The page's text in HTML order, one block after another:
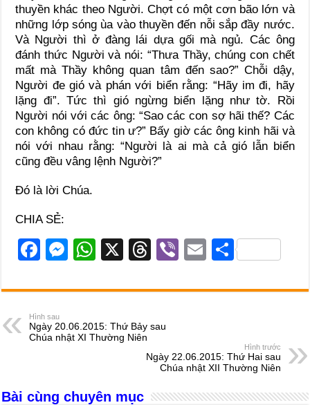
thuyền khác theo Người. Chợt có một cơn bão lớn và
những lớp sóng ùa vào thuyền đến nỗi sắp đầy nước.
Và Người thì ở đàng lái dựa gối mà ngủ. Các ông
đánh thức Người và nói: “Thưa Thầy, chúng con chết
mất mà Thầy không quan tâm đến sao?” Chỗi dậy,
Người đe gió và phán với biển rằng: “Hãy im đi, hãy
lặng đi”. Tức thì gió ngừng biển lặng như tờ. Rồi
Người nói với các ông: “Sao các con sợ hãi thế? Các
con không có đức tin ư?” Bấy giờ các ông kinh hãi và
nói với nhau rằng: “Người là ai mà cả gió lẫn biển
cũng đều vâng lệnh Người?”
Ðó là lời Chúa.
CHIA SẺ:
F
c
e
b
M
ss
n
W
at
A
X
T
e
d
s
Vi
er
E
ail
S
ar
Hình sau
Ngày 20.06.2015: Thứ Bảy sau
Chúa nhật XI Thường Niên
Hình trước
Ngày 22.06.2015: Thứ Hai sau
Chúa nhật XII Thường Niên
Bài cùng chuyên mục